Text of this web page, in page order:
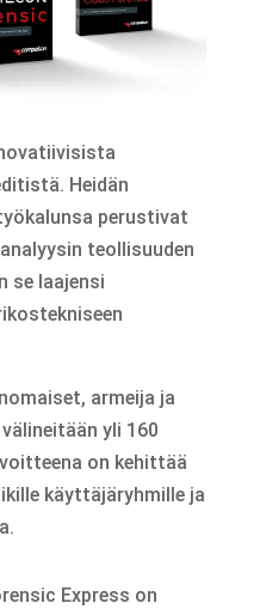
Heidän
perustivat
teollisuuden
se laajensi
armeija ja
yli 160
on kehittää
käyttäjäryhmille ja
Express on